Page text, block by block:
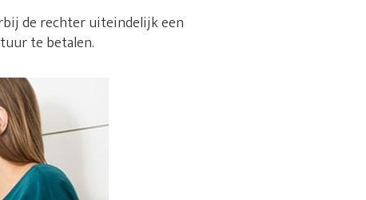
de rechter uiteindelijk een
te betalen.